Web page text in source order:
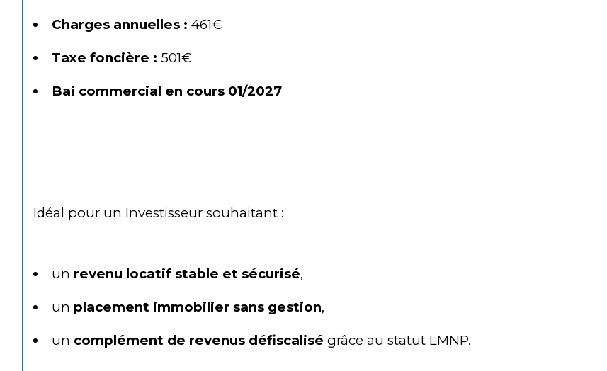
Charges annuelles : 461€
Taxe foncière : 501€
Bai commercial en cours 01/2027
Idéal pour un Investisseur souhaitant :
un revenu locatif stable et sécurisé,
un placement immobilier sans gestion,
un complément de revenus défiscalisé grâce au statut LMNP.